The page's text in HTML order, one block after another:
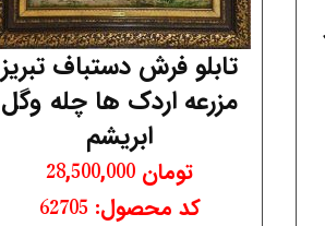
تابلو فرش دستباف تبریز
مزرعه اردک ها چله وگل
ابریشم
تومان
کد محصول: 62705